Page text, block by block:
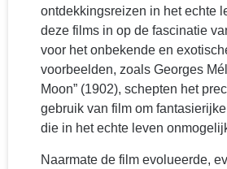
ontdekkingsreizen in het echte
deze films in op de fascinatie
voor het onbekende en
voorbeelden, zoals Georges
Moon” (1902), schepten het
gebruik van film om
die in het echte leven
Naarmate de film evolueerde,